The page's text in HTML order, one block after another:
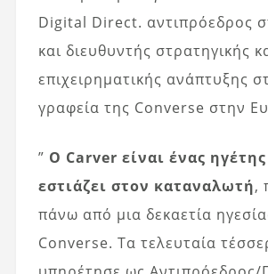
Digital Direct. αντιπρόεδρος
και διευθυντής στρατηγικής
επιχειρηματικής ανάπτυξης
γραφεία της Converse στην
” Ο Carver είναι ένας
εστιάζει στον καταναλωτή,
πάνω από μια δεκαετία
Converse. Τα τελευταία